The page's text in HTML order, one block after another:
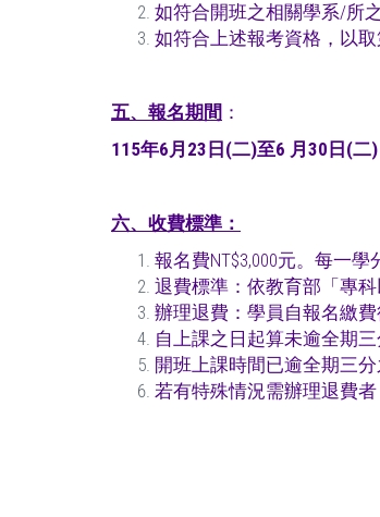
如符合開班之相關學系/所
如符合上述報考資格，以取
五、 報名期間 ：
115年6月 23 日 (二)至6 月 30 日 (二
六、 收費標準：
報名費NT$3,000元。每一學
退費標準：依教育部「專
辦理退費： 學員自報名繳
自上課之日起算未逾全期
開班上課時間已逾全期三
若有特殊情況需辦理退費